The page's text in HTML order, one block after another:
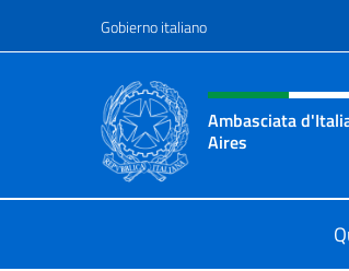
Gobierno italiano
Encabezado del
Ambasciata
Aires